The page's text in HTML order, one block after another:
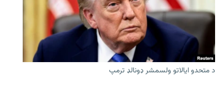
د متحدو ایالاتو ولسمشر ډونالډ ترمپ